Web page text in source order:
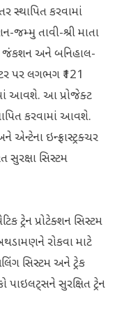
સ્થાપિત કરવામાં
તાવી-શ્રી માતા
જંકશન અને બનિહાલ-
પર લગભગ ₹121
આવશે. આ પ્રોજેક્ટ
કરવામાં આવશે.
ઇન્ફ્રાસ્ટ્રક્ચર
સિસ્ટમ
ટ્રેન પ્રોટેક્શન સિસ્ટમ
રોકવા માટે
સિસ્ટમ અને ટ્રેક
પાઇલટ્સને સુરક્ષિત ટ્રેન